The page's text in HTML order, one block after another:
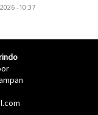
-10:37